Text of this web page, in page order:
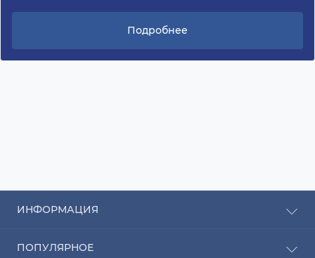
Подробнее
ИНФОРМАЦИЯ
Оплата
ПОПУЛЯРНОЕ